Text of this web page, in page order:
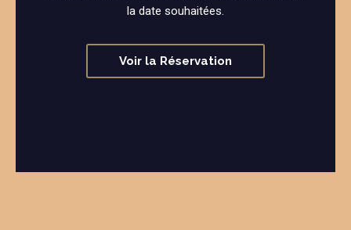
la date souhaitées.
Voir la Réservation